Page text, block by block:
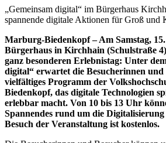
„Gemeinsam digital“ im Bürgerhaus
spannende digitale Aktionen für Groß und
Marburg-Biedenkopf – Am Samstag,
Bürgerhaus in Kirchhain (Schulstraße
ganz besonderen Erlebnistag: Unter
digital“ erwartet die Besucherinnen und
vielfältiges Programm der
Biedenkopf, das digitale Technologien
erlebbar macht. Von 10 bis 13 Uhr
Spannendes rund um die
Besuch der Veranstaltung ist kostenlos.